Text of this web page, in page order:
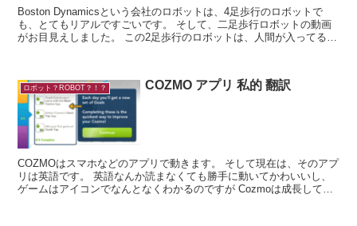
Boston Dynamicsという会社のロボットは、4足歩行のロボットで
も、とてもリアルですごいです。 そして、二足歩行ロボットの動画
がお目見えしました。 この2足歩行のロボットは、人間が入ってるん
ロボット？ROBOT？！？ COZMO アプリ 私的 翻訳
COZMOはスマホなどのアプリで動きます。 そして現在は、そのアプ
リは英語です。 英語なんか読まなくても勝手に動いてかわいいし、
ゲームはアイコンでなんとなくわかるのですが Cozmoは成長してる